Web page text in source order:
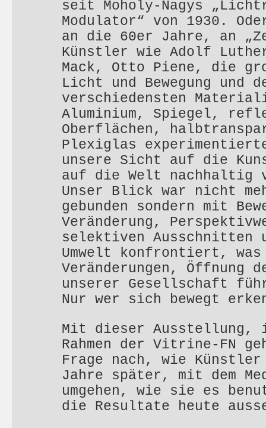
seit Moholy-Nagys
Modulator“ von 1930.
an die 60er Jahre, an
Künstler wie Adolf
Mack, Otto Piene, die
Licht und Bewegung und
verschiedensten
Aluminium, Spiegel,
Oberflächen,
Plexiglas
unsere Sicht auf die
auf die Welt nachhaltig
Unser Blick war nicht
gebunden sondern mit
Veränderung,
selektiven Ausschnitten
Umwelt konfrontiert, was
Veränderungen, Öffnung
unserer Gesellschaft
Nur wer sich bewegt
Mit dieser Ausstellung,
Rahmen der Vitrine-FN
Frage nach, wie
Jahre später, mit dem
umgehen, wie sie es
die Resultate heute